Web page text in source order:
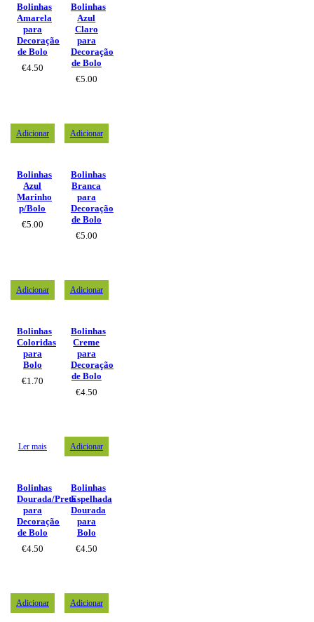
Bolinhas
Amarela
para
Decoração
de Bolo
€4.50
Bolinhas
Azul
Claro
para
Decoração
de Bolo
€5.00
Adicionar
Bolinhas
Azul
Marinho
p/Bolo
€5.00
Adicionar
Bolinhas
Branca
para
Decoração
de Bolo
€5.00
Adicionar
Bolinhas
Coloridas
para
Bolo
€1.70
Adicionar
Bolinhas
Creme
para
Decoração
de Bolo
€4.50
Ler mais
Bolinhas
Dourada/Preta
para
Decoração
de Bolo
€4.50
Adicionar
Bolinhas
Espelhada
Dourada
para
Bolo
€4.50
Adicionar Adicionar